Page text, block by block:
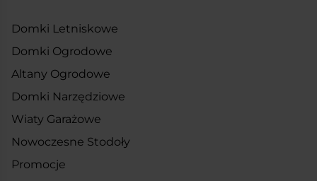
Domki Letniskowe
Domki Ogrodowe
Altany Ogrodowe
Domki Narzędziowe
Wiaty Garażowe
Nowoczesne Stodoły
Promocje